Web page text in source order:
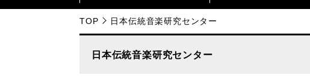
TOP 日本伝統音楽研究センター
日本伝統音楽研究センター